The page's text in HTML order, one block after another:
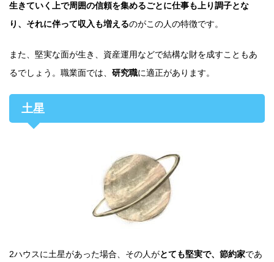
生きていく上で周囲の信頼を集めるごとに仕事も上り調子とな
り、それに伴って収入も増えるのがこの人の特徴です。
また、堅実な面が生き、資産運用などで結構な財を成すこともあ
るでしょう。職業面では、 研究職に適正があります。
土星
2ハウスに土星があった場合、その人がとても堅実で、節約家であ